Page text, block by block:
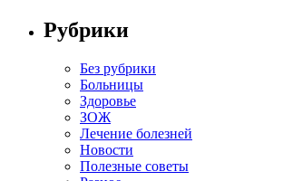
Рубрики
Без рубрики
Больницы
Здоровье
ЗОЖ
Лечение болезней
Новости
Полезные советы